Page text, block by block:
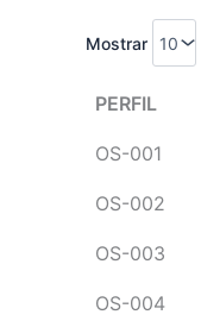
Mostrar
PERFIL
OS-001
OS-002
OS-003
OS-004